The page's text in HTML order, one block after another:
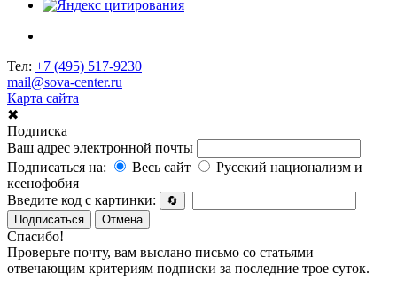
Тел: +7 (495) 517-9230
mail@sova-center.ru
Карта сайта
✖
Подписка
Ваш адрес электронной почты
Подписаться на:
Весь сайт
Русский национализм и
ксенофобия
Введите код с картинки:
🔄
Подписаться
Отмена
Спасибо!
Проверьте почту, вам выслано письмо со статьями
отвечающим критериям подписки за последние трое суток.